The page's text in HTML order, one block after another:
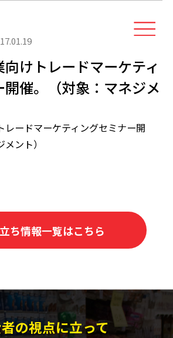
けトレードマーケティ
開催。（対象：マネジメ
レードマーケティングセミナー開
ント）
ち情報一覧はこちら
の視点に立って